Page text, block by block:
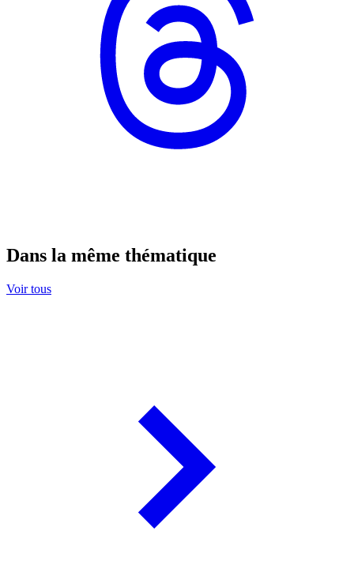
Dans la même thématique
Voir tous